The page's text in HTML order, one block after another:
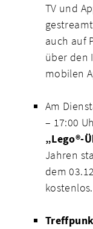
TV und
auch auf
über den
mobilen
Am
– 17:00
„Lego®-
Jahren
dem
kostenlos.